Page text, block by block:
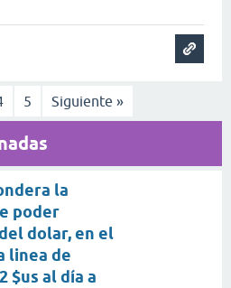
5 Siguiente »
la
poder
dolar, en el
linea de
$us al día a